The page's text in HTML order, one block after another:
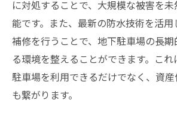
に対処することで、大規模な被害を
能です。また、最新の防水技術を活
補修を行うことで、地下駐車場の長
る環境を整えることができます。こ
駐車場を利用できるだけでなく、資
も繋がります。